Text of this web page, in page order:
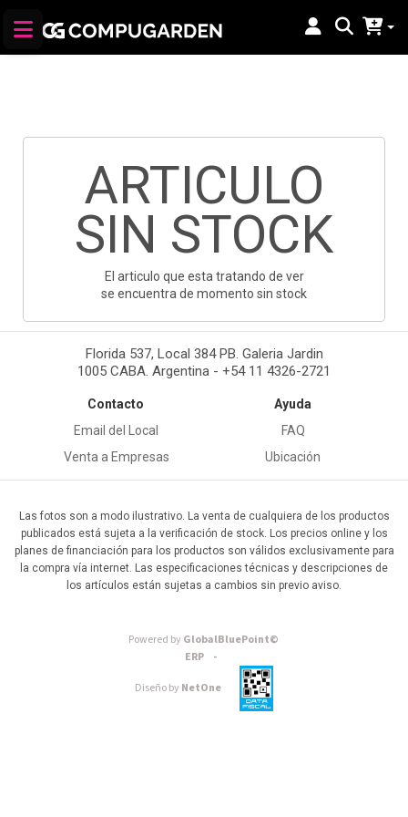
ARTICULO
SIN STOCK
El articulo que esta tratando de ver
se encuentra de momento sin stock
Florida 537, Local 384 PB. Galeria Jardin
1005 CABA. Argentina - +54 11 4326-2721
Contacto
Email del Local
Venta a Empresas
Ayuda
FAQ
Ubicación
Las fotos son a modo ilustrativo. La venta de cualquiera de los productos
publicados está sujeta a la verificación de stock. Los precios online y los
planes de financiación para los productos son válidos exclusivamente para
la compra vía internet. Las especificaciones técnicas y descripciones de
los artículos están sujetas a cambios sin previo aviso.
Powered byGlobalBluePoint©
ERP -
Diseño byNetOne